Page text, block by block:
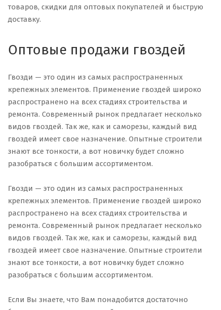
товаров, скидки для оптовых покупателей и быструю
доставку.
Оптовые продажи гвоздей
Гвозди — это один из самых распространенных
крепежных элементов. Применение гвоздей широко
распространено на всех стадиях строительства и
ремонта. Современный рынок предлагает несколько
видов гвоздей. Так же, как и саморезы, каждый вид
гвоздей имеет свое назначение. Опытные строители
знают все тонкости, а вот новичку будет сложно
разобраться с большим ассортиментом.
Гвозди — это один из самых распространенных
крепежных элементов. Применение гвоздей широко
распространено на всех стадиях строительства и
ремонта. Современный рынок предлагает несколько
видов гвоздей. Так же, как и саморезы, каждый вид
гвоздей имеет свое назначение. Опытные строители
знают все тонкости, а вот новичку будет сложно
разобраться с большим ассортиментом.
Если Вы знаете, что Вам понадобится достаточно